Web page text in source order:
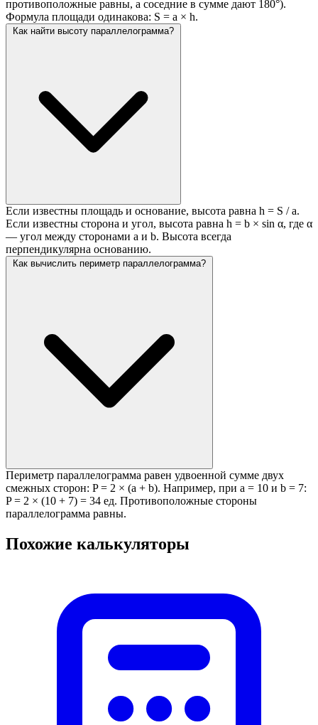
противоположные равны, а соседние в сумме дают 180°).
Формула площади одинакова: S = a × h.
Как найти высоту параллелограмма?
Если известны площадь и основание, высота равна h = S / a.
Если известны сторона и угол, высота равна h = b × sin α, где α
— угол между сторонами a и b. Высота всегда
перпендикулярна основанию.
Как вычислить периметр параллелограмма?
Периметр параллелограмма равен удвоенной сумме двух
смежных сторон: P = 2 × (a + b). Например, при a = 10 и b = 7:
P = 2 × (10 + 7) = 34 ед. Противоположные стороны
параллелограмма равны.
Похожие калькуляторы